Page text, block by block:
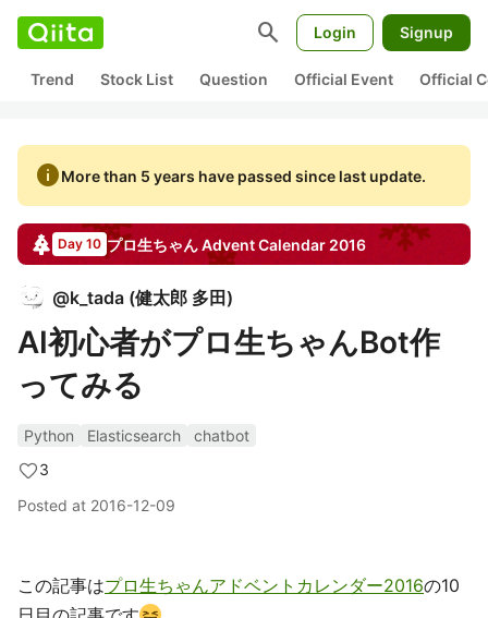
search Login Signup
Trend Stock List Question Official Event Official
infoMore than 5 years have passed since last update.
Day 10 プロ生ちゃんAdvent Calendar 2016
@k_tada (健太郎 多田)
AI初心者がプロ生ちゃんBot作
ってみる
Python Elasticsearch
chatbot
3
Posted at 2016-12-09
この記事はプロ生ちゃんアドベントカレンダー2016の10